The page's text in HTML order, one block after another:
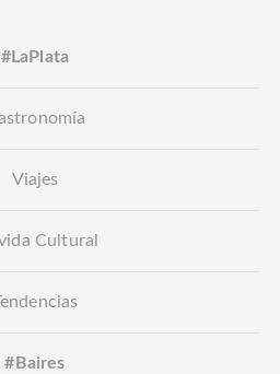
#LaPlata
Viajes
Cultural
#Baires